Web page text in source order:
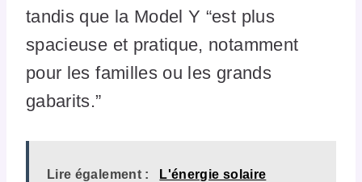
tandis que la Model Y “est plus
spacieuse et pratique, notamment
pour les familles ou les grands
gabarits.”
Lire également : L'énergie solaire